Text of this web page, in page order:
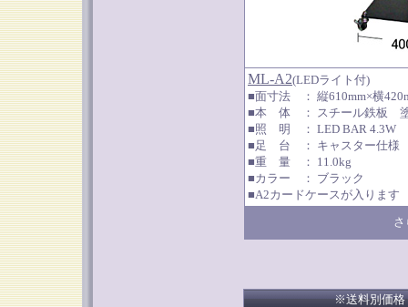
ML-A2(LEDライト付)
■面寸法 ： 縦610mm×横
■本 体 ： スチール鉄板
■照 明 ： LED BAR 4.3W
■足 台 ： キャスター仕様
■重 量 ： 11.0kg
■カラー ： ブラック
■A2カードケースが入ります
※送料別価格